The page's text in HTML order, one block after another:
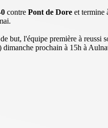
contre Pont de Dore et termine
but, l'équipe première à reussi
prochain à 15h à